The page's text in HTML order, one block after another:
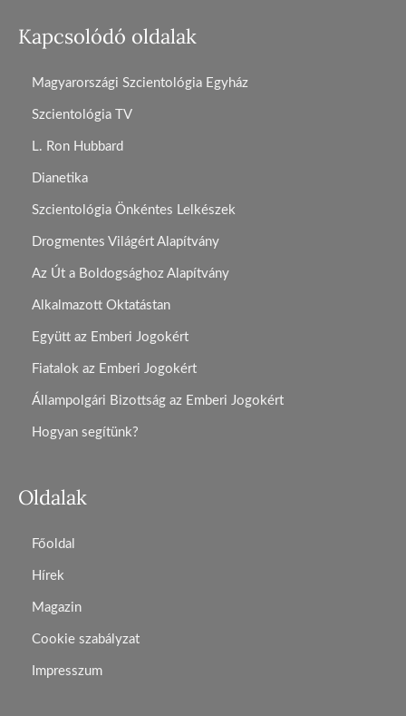
Kapcsolódó oldalak
Magyarországi Szcientológia Egyház
Szcientológia TV
L. Ron Hubbard
Dianetika
Szcientológia Önkéntes Lelkészek
Drogmentes Világért Alapítvány
Az Út a Boldogsághoz Alapítvány
Alkalmazott Oktatástan
Együtt az Emberi Jogokért
Fiatalok az Emberi Jogokért
Állampolgári Bizottság az Emberi Jogokért
Hogyan segítünk?
Oldalak
Főoldal
Hírek
Magazin
Cookie szabályzat
Impresszum